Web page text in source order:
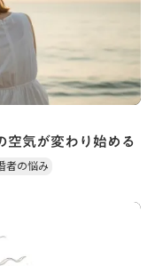
気が変わり始める
者の悩み